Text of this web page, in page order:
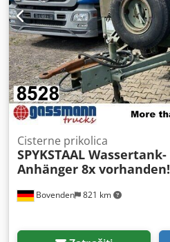
Bovenden 821 km
Cisterne prikolica
SPYKSTAAL Wassertank-
Anhänger 8x vorhanden!